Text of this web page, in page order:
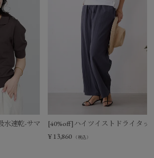
水速乾-サマーポロニット[40%off]ハイツイストドライタッ
¥ 13,860 （税込）